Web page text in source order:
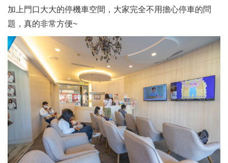
加上門口大大的停機車空間，大家完全不用擔心停車的問
題，真的非常方便~